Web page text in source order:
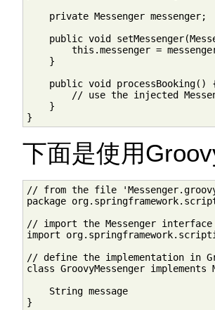
    private Messenger messenger;
public void
this.messenger =
    }
public void processBooking()
// use the injected
    }
}
下面是使用
// from the file
package
// import the Messenger
import
// define the implementation in
class GroovyMessenger implements
    String message
}